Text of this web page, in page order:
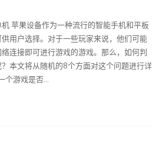
苹果设备作为一种流行的智能手机和平板
用户选择。对于一些玩家来说，他们可能
连接即可进行游戏的游戏。那么，如何判
本文将从随机的8个方面对这个问题进行详
个游戏是否...